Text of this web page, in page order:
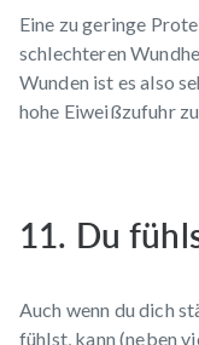
Eine zu geringe
schlechteren
Wunden ist es also
hohe Eiweißzufuhr
11. Du
Auch wenn du dich
fühlst, kann (neben